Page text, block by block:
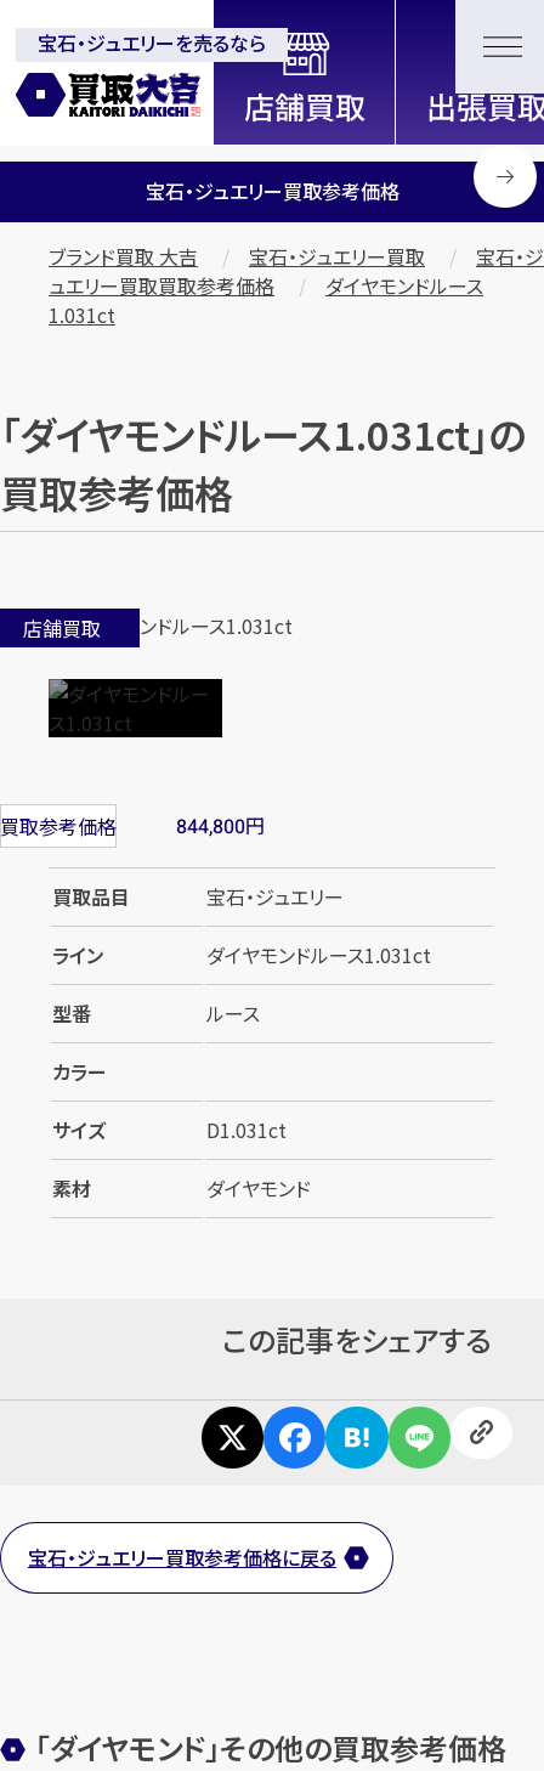
全国2000店舗以上展開中！信頼と実績の買取専門店「買取大
吉」
宝石・ジュエリーを売るなら
宝石・ジュエリー買取参考価格
ブランド買取 大吉 宝石・ジュエリー買取
宝石・ジ
ュエリー買取買取参考価格
ダイヤモンドルース
1.031ct
「ダイヤモンドルース1.031ct」の
買取参考価格
店舗買取
買取参考価格 844,800円
買取品目
宝石・ジュエリー
ライン
ダイヤモンドルース1.031ct
型番
ルース
カラー
サイズ
D1.031ct
素材
ダイヤモンド
この記事をシェアする
宝石・ジュエリー買取参考価格に戻る
「ダイヤモンド」その他の買取参考価格